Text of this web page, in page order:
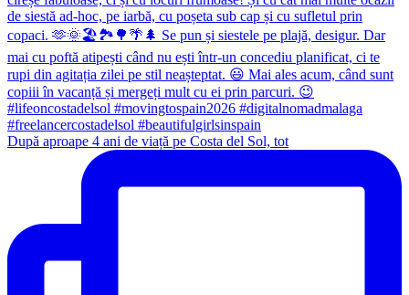
După aproape 4 ani de viață pe Costa del Sol, tot